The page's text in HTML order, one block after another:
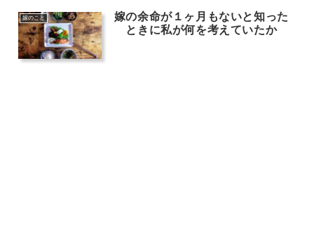
嫁のこと
嫁の余命が１ヶ月もないと知った
ときに私が何を考えていたか